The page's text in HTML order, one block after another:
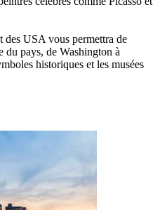
USA vous permettra de
du pays, de Washington à
historiques et les musées